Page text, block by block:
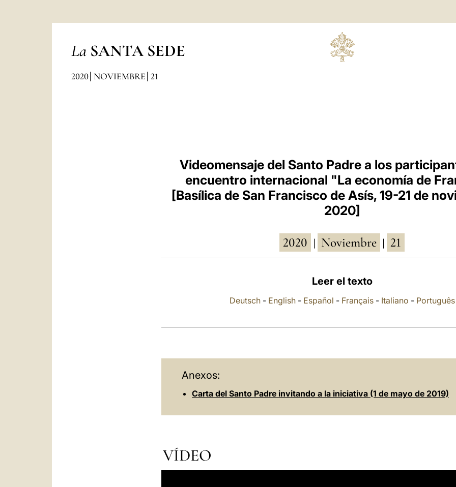
La SANTA SEDE
2020 NOVIEMBRE 21
Videomensaje del Santo Padre a los
encuentro internacional "La economía de
[Basílica de San Francisco de Asís, 19-21 de
2020]
2020 Noviembre 21
Leer el texto
Deutsch- English- Español - Français- Italiano - Português
Anexos:
Carta del Santo Padre invitando a la iniciativa (1 de mayo de 2019)
VÍDEO